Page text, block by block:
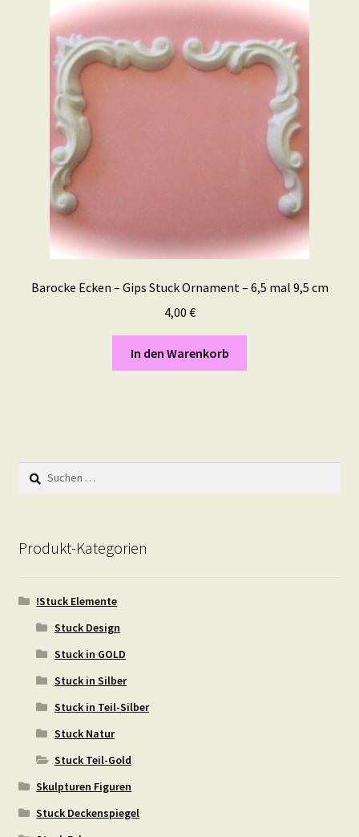
Barocke Ecken – Gips Stuck Ornament – 6,5 mal 9,5 cm
4,00 €
In den Warenkorb
Suchen
nach:
Produkt-Kategorien
!Stuck Elemente
Stuck Design
Stuck in GOLD
Stuck in Silber
Stuck in Teil-Silber
Stuck Natur
Stuck Teil-Gold
Skulpturen Figuren
Stuck Deckenspiegel